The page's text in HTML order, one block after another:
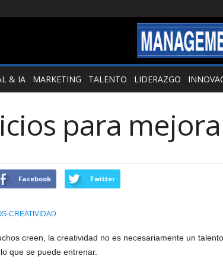
& IA MARKETING TALENTO LIDERAZGO
para
Facebook Twitter
creen, la creatividad no es necesariamente un
que se puede entrenar.